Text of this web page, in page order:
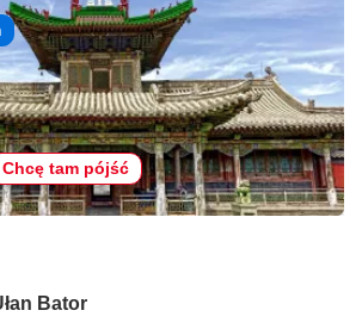
Chcę tam pójść
Bator